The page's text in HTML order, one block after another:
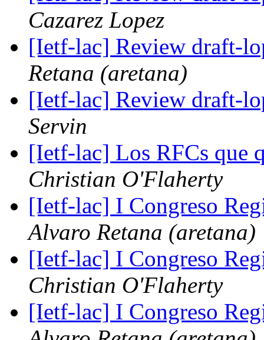
Cazarez Lopez
[Ietf-lac] Review draft-
Retana (aretana)
[Ietf-lac] Review draft-
Servin
[Ietf-lac] Los RFCs que
Christian O'Flaherty
[Ietf-lac] I Congreso
Alvaro Retana (aretana)
[Ietf-lac] I Congreso
Christian O'Flaherty
[Ietf-lac] I Congreso